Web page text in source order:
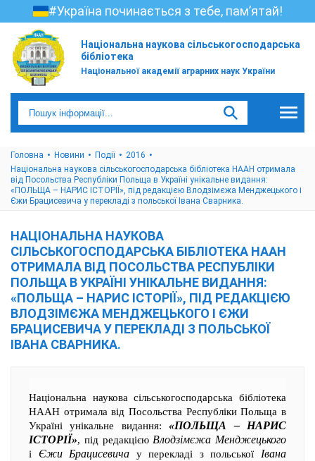
#Україна починається з тебе, пам’ятай!
Національна наукова сільськогосподарська
бібліотека
Національної академії аграрних наук України
Головна Новини Події
2016
Національна наукова сільськогосподарська бібліотека НААН отримала
від Посольства Республіки Польща в Україні унікальне видання:
«ПОЛЬЩА – НАРИС ІСТОРІЇ», під редакцією Влодзімєжа Менджецького і
Єжи Брацисевича у перекладі з польської Івана Сварника.
НАЦІОНАЛЬНА НАУКОВА
СІЛЬСЬКОГОСПОДАРСЬКА БІБЛІОТЕКА НААН
ОТРИМАЛА ВІД ПОСОЛЬСТВА РЕСПУБЛІКИ
ПОЛЬЩА В УКРАЇНІ УНІКАЛЬНЕ ВИДАННЯ:
«ПОЛЬЩА – НАРИС ІСТОРІЇ», ПІД РЕДАКЦІЄЮ
ВЛОДЗІМЄЖА МЕНДЖЕЦЬКОГО І ЄЖИ
БРАЦИСЕВИЧА У ПЕРЕКЛАДІ З ПОЛЬСЬКОЇ
ІВАНА СВАРНИКА.
Національна наукова сільськогосподарська бібліотека
НААН отримала від Посольства Республіки Польща в
Україні унікальне видання:«ПОЛЬЩА – НАРИС
ІСТОРІЇ», під редакцією Влодзімєжа Менджецького
і Єжи Брацисевича у перекладі з польської Івана